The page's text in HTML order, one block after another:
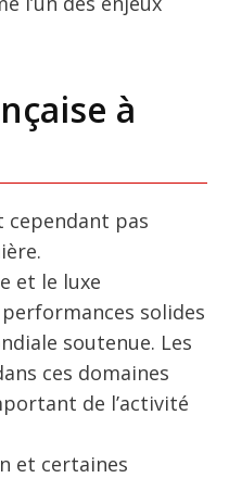
à
cependant pas
et le luxe
solides
soutenue. Les
ces domaines
de l’activité
et certaines